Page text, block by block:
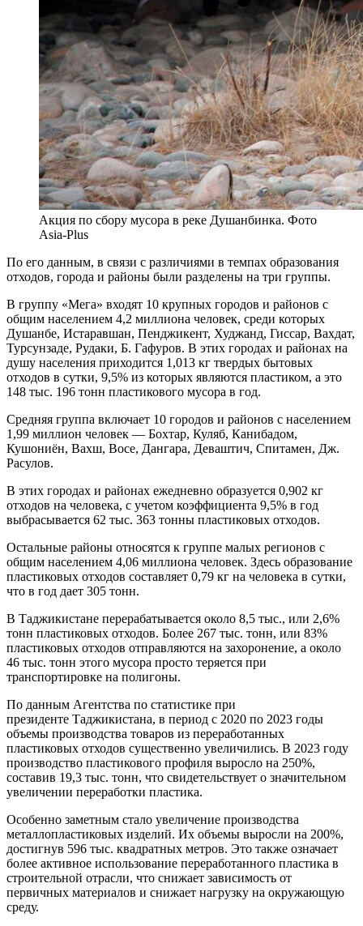
Акция по сбору мусора в реке Душанбинка. Фото
Asia-Plus
По его данным, в связи с различиями в темпах образования
отходов, города и районы были разделены на три группы.
В группу «Мега» входят 10 крупных городов и районов с
общим населением 4,2 миллиона человек, среди которых
Душанбе, Истаравшан, Пенджикент, Худжанд, Гиссар, Вахдат,
Турсунзаде, Рудаки, Б. Гафуров. В этих городах и районах на
душу населения приходится 1,013 кг твердых бытовых
отходов в сутки, 9,5% из которых являются пластиком, а это
148 тыс. 196 тонн пластикового мусора в год.
Средняя группа включает 10 городов и районов с населением
1,99 миллион человек — Бохтар, Куляб, Канибадом,
Кушониён, Вахш, Восе, Дангара, Деваштич, Спитамен, Дж.
Расулов.
В этих городах и районах ежедневно образуется 0,902 кг
отходов на человека, с учетом коэффициента 9,5% в год
выбрасывается 62 тыс. 363 тонны пластиковых отходов.
Остальные районы относятся к группе малых регионов с
общим населением 4,06 миллиона человек. Здесь образование
пластиковых отходов составляет 0,79 кг на человека в сутки,
что в год дает 305 тонн.
В Таджикистане перерабатывается около 8,5 тыс., или 2,6%
тонн пластиковых отходов. Более 267 тыс. тонн, или 83%
пластиковых отходов отправляются на захоронение, а около
46 тыс. тонн этого мусора просто теряется при
транспортировке на полигоны.
По данным Агентства по статистике при
президенте Таджикистана, в период с 2020 по 2023 годы
объемы производства товаров из переработанных
пластиковых отходов существенно увеличились. В 2023 году
производство пластикового профиля выросло на 250%,
составив 19,3 тыс. тонн, что свидетельствует о значительном
увеличении переработки пластика.
Особенно заметным стало увеличение производства
металлопластиковых изделий. Их объемы выросли на 200%,
достигнув 596 тыс. квадратных метров. Это также означает
более активное использование переработанного пластика в
строительной отрасли, что снижает зависимость от
первичных материалов и снижает нагрузку на окружающую
среду.